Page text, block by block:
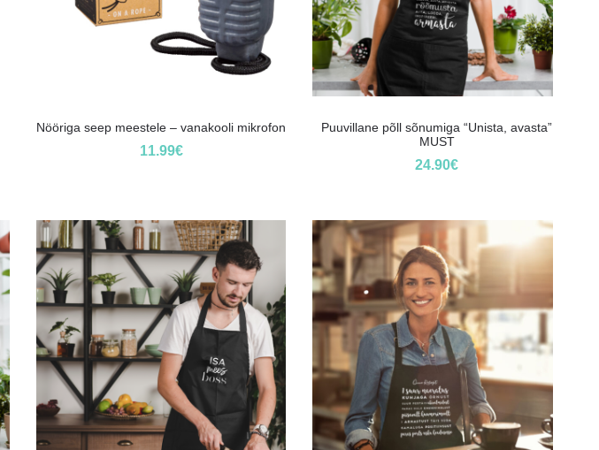
Nööriga seep meestele – vanakooli mikrofon
11.99€
Puuvillane põll sõnumiga “Unista, avasta”
MUST
24.90€